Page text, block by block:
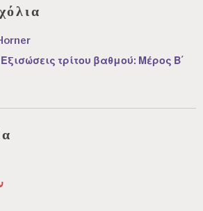
Εξισώσεις τρίτου βαθμού: Μέρος Β΄